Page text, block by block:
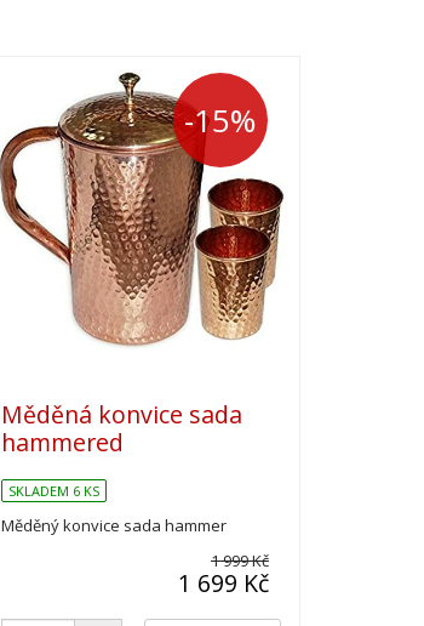
-15%
Měděná konvice sada
hammered
SKLADEM 6 KS
Měděný konvice sada hammer
1 999 Kč
1 699 Kč